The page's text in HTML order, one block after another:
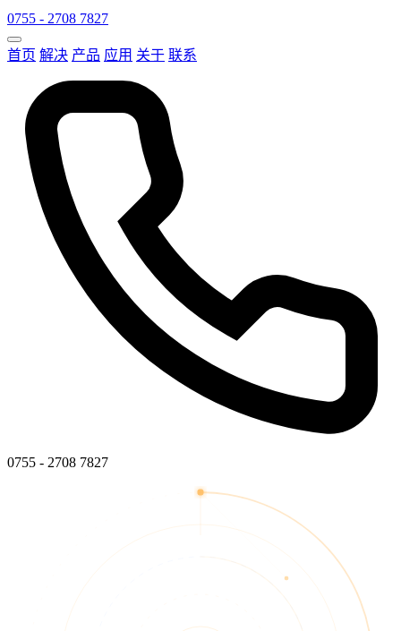
0755 - 2708 7827
首页 解决 产品 应用 关于 联系
0755 - 2708 7827